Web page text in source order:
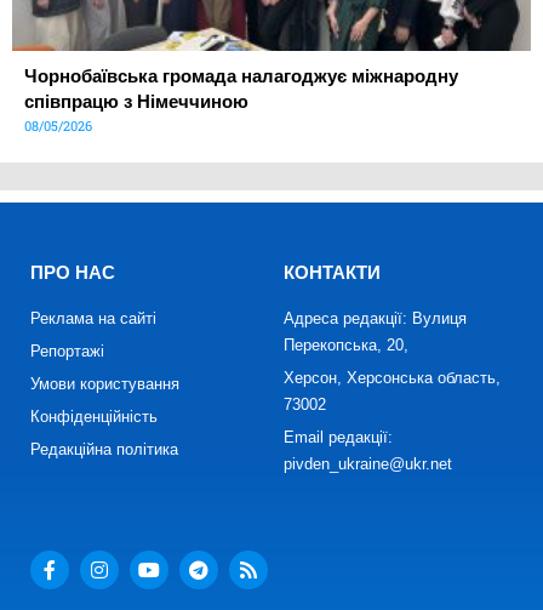
Чорнобаївська громада налагоджує міжнародну
співпрацю з Німеччиною
08/05/2026
ПРО НАС
Реклама на сайті
Репортажі
Умови користування
Конфіденційність
Редакційна політика
КОНТАКТИ
Адреса редакції: Вулиця
Перекопська, 20,
Херсон, Херсонська область,
73002
Email редакції:
pivden_ukraine@ukr.net